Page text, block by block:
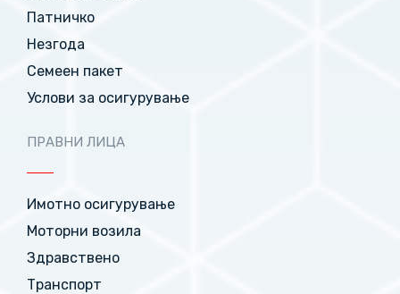
Патничко
Незгода
Семеен пакет
Услови за осигурување
ПРАВНИ ЛИЦА
Имотно осигурување
Моторни возила
Здравствено
Транспорт